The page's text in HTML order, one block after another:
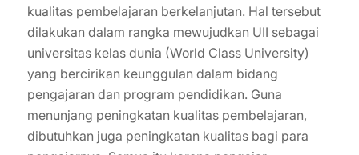
kualitas pembelajaran berkelanjutan. Hal tersebut
dilakukan dalam rangka mewujudkan UII sebagai
universitas kelas dunia (World Class University)
yang bercirikan keunggulan dalam bidang
pengajaran dan program pendidikan. Guna
menunjang peningkatan kualitas pembelajaran,
dibutuhkan juga peningkatan kualitas bagi para